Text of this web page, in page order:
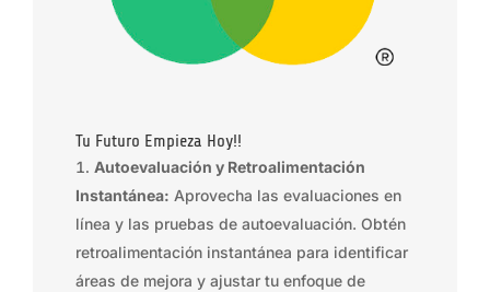
Tu Futuro Empieza Hoy!!
Autoevaluación y Retroalimentación
Instantánea: Aprovecha las evaluaciones en
línea y las pruebas de autoevaluación. Obtén
retroalimentación instantánea para identificar
áreas de mejora y ajustar tu enfoque de